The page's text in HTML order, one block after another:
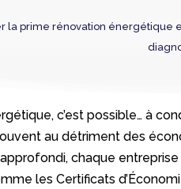
la prime rénovation énergétique
c’est possible… à
au détriment des
chaque
les Certificats